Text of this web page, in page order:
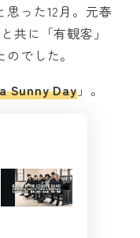
思った12月。元春
共に「有観客」
でした。
Sunny Day」。